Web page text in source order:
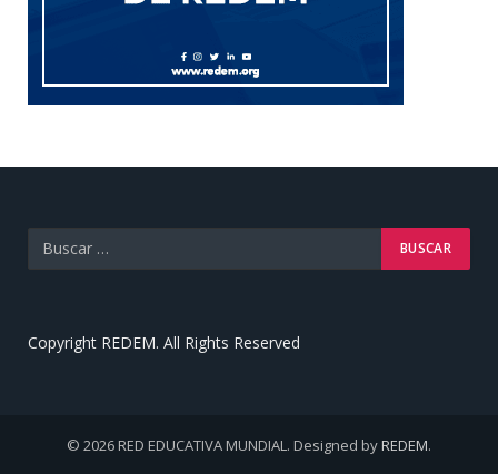
Copyright REDEM. All Rights Reserved
© 2026 RED EDUCATIVA MUNDIAL. Designed byREDEM.